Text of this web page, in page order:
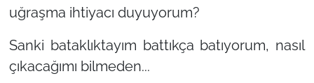
uğraşma ihtiyacı duyuyorum?
Sanki bataklıktayım battıkça batıyorum, nasıl
çıkacağımı bilmeden...